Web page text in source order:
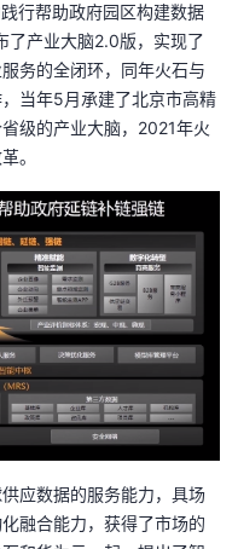
行帮助政府园区构建数据
了产业大脑2.0版，实现了
务的全闭环，同年火石与
当年5月承建了北京市高精
级的产业大脑，2021年火
。
应数据的服务能力，具场
融合能力，获得了市场的